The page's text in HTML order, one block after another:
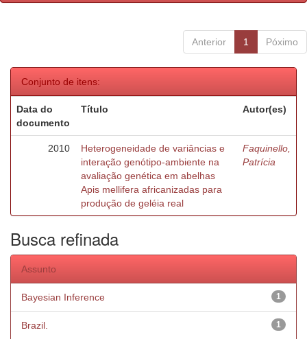
Anterior 1 Póximo
Conjunto de itens:
Data do
documento
Título Autor(es)
2010
Heterogeneidade de variâncias e
interação genótipo-ambiente na
avaliação genética em abelhas
Apis mellifera africanizadas para
produção de geléia real
Faquinello,
Patrícia
Busca refinada
Assunto
1
Bayesian Inference
1
Brazil.